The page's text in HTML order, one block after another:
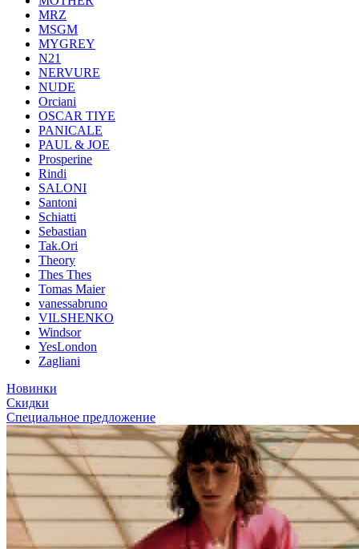
MRZ
MSGM
MYGREY
N21
NERVURE
NUDE
Orciani
OSCAR TIYE
PANICALE
PAUL & JOE
Prosperine
Rindi
SALONI
Santoni
Schiatti
Sebastian
Tak.Ori
Theory
Thes Thes
Tomas Maier
vanessabruno
VILSHENKO
Windsor
YesLondon
Zagliani
Новинки
Скидки
Специальное предложение